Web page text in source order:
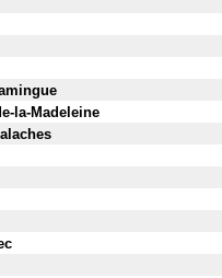
la-Madeleine